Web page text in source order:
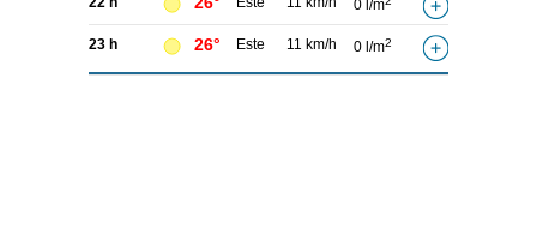
0 l/m
23 h 26° Este 11 km/h 0 l/m2